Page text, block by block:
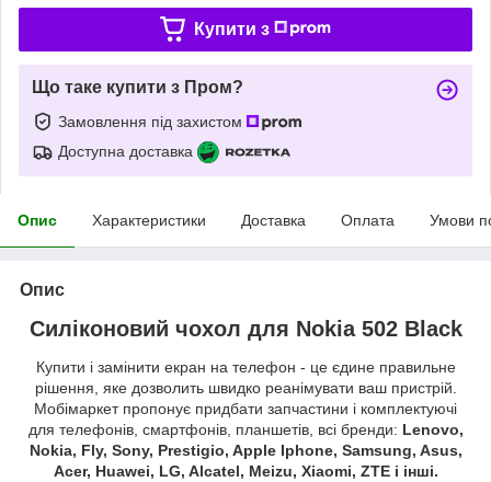
Купити з
Що таке купити з Пром?
Замовлення під захистом
Доступна доставка
Опис Характеристики Доставка Оплата Умови
Опис
Силіконовий чохол для Nokia 502 Black
Купити і замінити екран на телефон - це єдине правильне
рішення, яке дозволить швидко реанімувати ваш пристрій.
Мобімаркет пропонує придбати запчастини і комплектуючі
для телефонів, смартфонів, планшетів, всі бренди: Lenovo,
Nokia, Fly, Sony, Prestigio, Apple Iphone, Samsung, Asus,
Acer, Huawei, LG, Alcatel, Meizu, Xiaomi, ZTE і інші.